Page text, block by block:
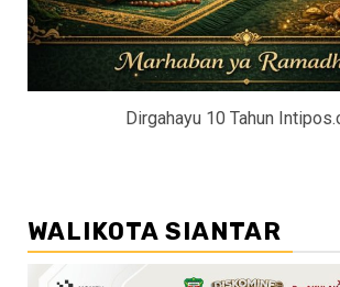
Dirgahayu 10 Tahun
WALIKOTA SIANTAR